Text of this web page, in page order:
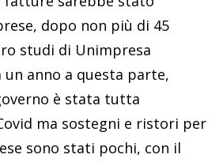
dopo non più di 45
studi di Unimpresa
un anno a questa parte,
è stata tutta
ma sostegni e ristori per
sono stati pochi, con il